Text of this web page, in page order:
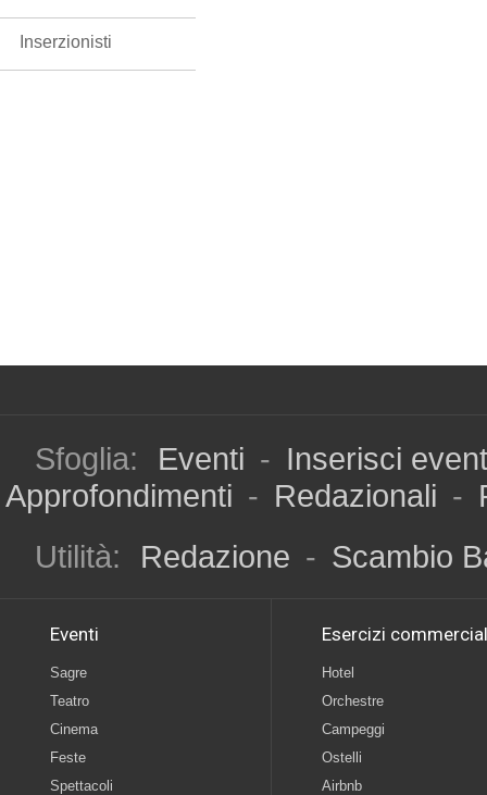
Inserzionisti
Sfoglia: Eventi - Inserisci
Approfondimenti - Redazionali -
Utilità:
Redazione - Scambio
Eventi
Sagre
Teatro
Cinema
Feste
Spettacoli
Esercizi
Hotel
Orchestre
Campeggi
Ostelli
Airbnb